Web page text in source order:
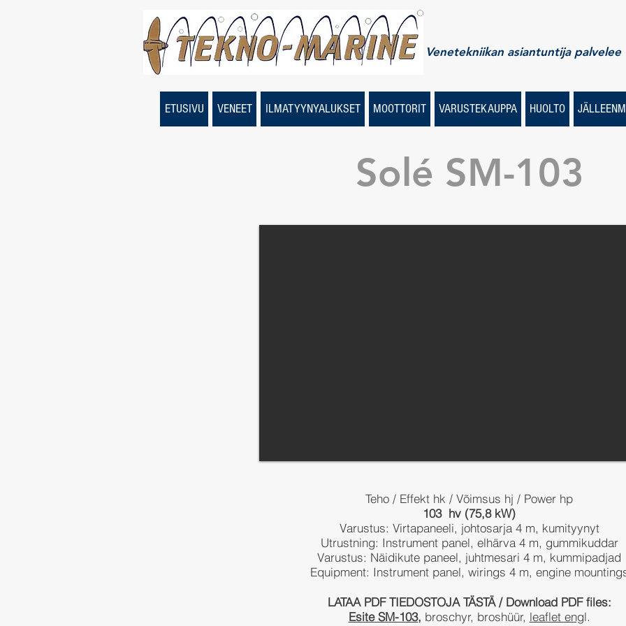
Venetekniikan asiantuntija palvelee
ETUSIVU VENEET ILMATYYNYALUKSET MOOTTORIT VARUSTEKAUPPA HUOLTO
Solé SM-103
Teho / Effekt hk / Võimsus hj / Power hp
103 hv (75,8 kW)
Varustus: Virtapaneeli, johtosarja 4 m, kumityynyt
Utrustning: Instrument panel, elhärva 4 m, gummikuddar
Varustus: Näidikute paneel, juhtmesari 4 m, kummipadjad
Equipment: Instrument panel, wirings 4 m, engine
LATAA PDF TIEDOSTOJA TÄSTÄ / Download PDF files:
Esite SM-103, broschyr, broshüür, leaflet engl.